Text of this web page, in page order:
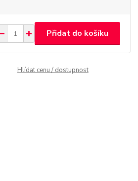
Přidat do košíku
Hlídat cenu / dostupnost